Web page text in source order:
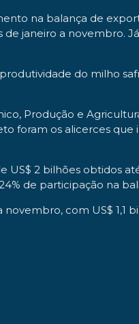
na balança de
janeiro a novembro.
do milho
Produção e
foram os alicerces
2 bilhões obtidos
de participação na
com US$ 1,1